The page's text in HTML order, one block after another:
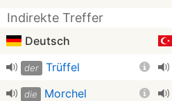
Indirekte Treffer
Deutsch
der Trüffel
die Morchel